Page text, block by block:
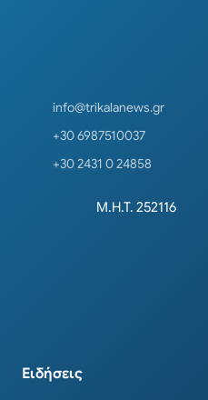
info@trikalanews.gr
+30 6987510037
+30 2431 0 24858
Μ.Η.Τ. 252116
Ειδήσεις